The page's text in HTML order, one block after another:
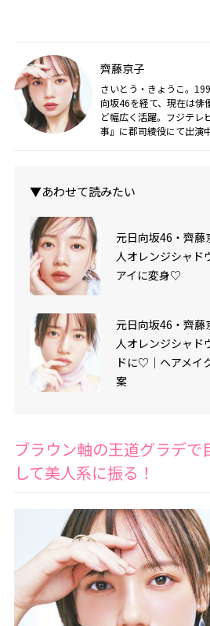
齊藤京子
さいとう・きょうこ。
向坂46を経て、現在は俳
ど幅広く活躍。フジテレ
事』に郡司綾役にて出演中
▼あわせて読みたい
元日向坂46・齊藤
人オレンジシャド
アイに変身♡
元日向坂46・齊藤
人オレンジシャド
ドに♡｜ヘアメ
案
ブラウン軸の王道グラデで
して美人系に振る！